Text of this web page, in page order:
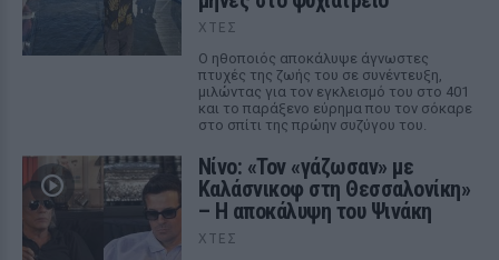
ΧΤΕΣ
Ο ηθοποιός αποκάλυψε άγνωστες
πτυχές της ζωής του σε συνέντευξη,
μιλώντας για τον εγκλεισμό του στο 401
και το παράξενο εύρημα που τον σόκαρε
στο σπίτι της πρώην συζύγου του.
Νίνο: «Τον «γάζωσαν» με
Καλάσνικοφ στη Θεσσαλονίκη»
– Η αποκάλυψη του Ψινάκη
ΧΤΕΣ